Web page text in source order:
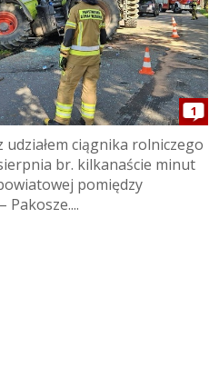
1
udziałem ciągnika rolniczego
br. kilkanaście minut
pomiędzy
Pakosze....